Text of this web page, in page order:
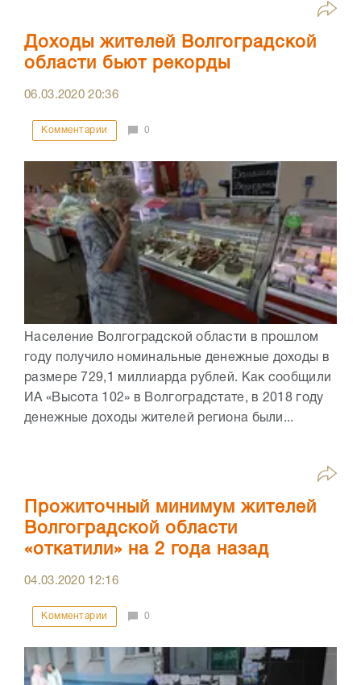
Доходы жителей Волгоградской
области бьют рекорды
06.03.202020:36
Комментарии 0
Население Волгоградской области в прошлом
году получило номинальные денежные доходы в
размере 729,1 миллиарда рублей. Как сообщили
ИА «Высота 102» в Волгоградстате, в 2018 году
денежные доходы жителей региона были...
Прожиточный минимум жителей
Волгоградской области
«откатили» на 2 года назад
04.03.2020 12:16
Комментарии 0